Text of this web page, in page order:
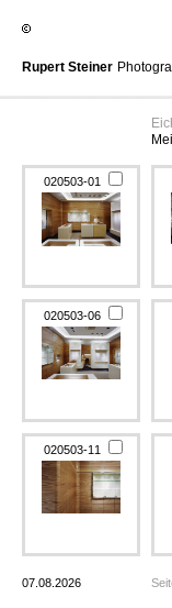
Rupert Steiner
020503-01
020503-06
020503-11
07.08.2026